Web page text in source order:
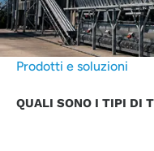
Prodotti e soluzioni
QUALI SONO I TIPI DI